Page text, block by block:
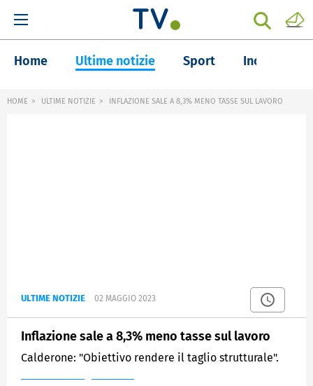
Home Ultime notizie Sport Inchieste
HOME ULTIME NOTIZIE INFLAZIONE SALE A 8,3% MENO TASSE SUL LAVORO
ULTIME NOTIZIE 02 MAGGIO 2023
Inflazione sale a 8,3% meno tasse sul lavoro
Calderone: "Obiettivo rendere il taglio strutturale".